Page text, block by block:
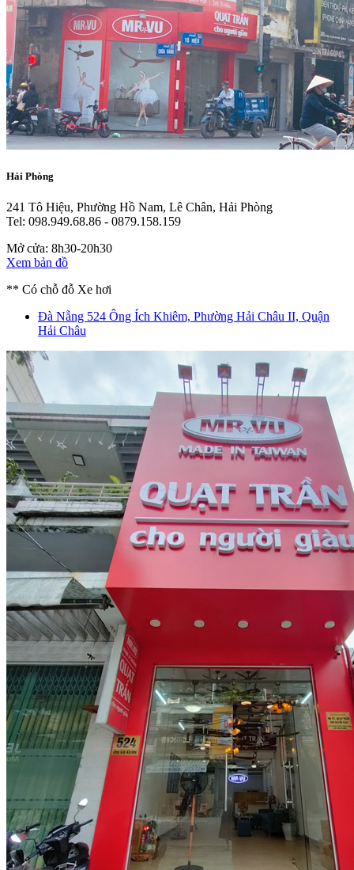
Hải Phòng
241 Tô Hiệu, Phường Hồ Nam, Lê Chân, Hải Phòng
Tel: 098.949.68.86 - 0879.158.159
Mở cửa: 8h30-20h30
Xem bản đồ
** Có chỗ đỗ Xe hơi
Đà Nẵng 524 Ông Ích Khiêm, Phường Hải Châu II, Quận
Hải Châu